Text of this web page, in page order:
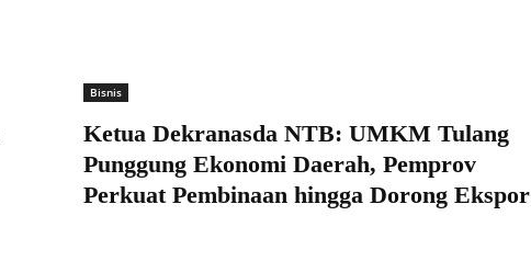
Bisnis
Ketua Dekranasda NTB: UMKM Tulang
Punggung Ekonomi Daerah, Pemprov
Perkuat Pembinaan hingga Dorong Ekspor